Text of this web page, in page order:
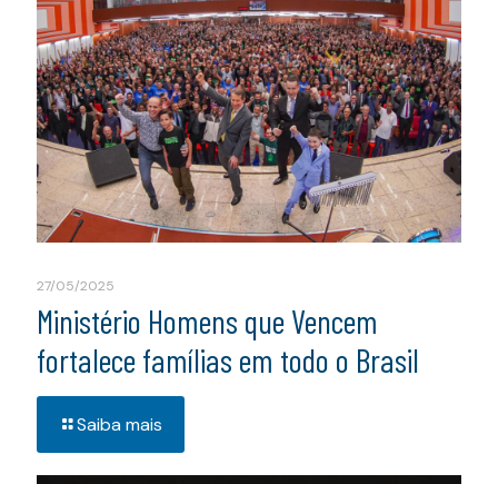
27/05/2025
Ministério Homens que Vencem
fortalece famílias em todo o Brasil
Saiba mais